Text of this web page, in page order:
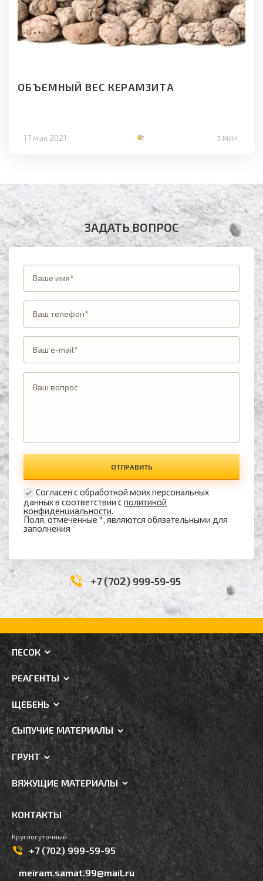
ОБЪЕМНЫЙ ВЕС КЕРАМЗИТА
17 мая 2021 3 МИН.
ЗАДАТЬ ВОПРОС
ОТПРАВИТЬ
Согласен с обработкой моих персональных
данных в соответствии сполитикой
конфиденциальности.
Поля, отмеченные *, являются обязательными для
заполнения
+7 (702) 999-59-95
ПЕСОК
РЕАГЕНТЫ
ЩЕБЕНЬ
СЫПУЧИЕ МАТЕРИАЛЫ
ГРУНТ
ВЯЖУЩИЕ МАТЕРИАЛЫ
КОНТАКТЫ
Круглосуточный
+7 (702) 999-59-95
meiram.samat.99@mail.ru